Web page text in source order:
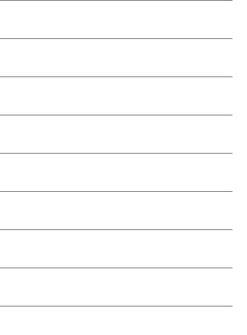
métiers
2026
métier ou une formation)